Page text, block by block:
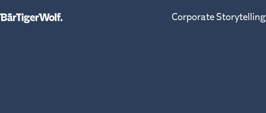
Corporate Storytelling